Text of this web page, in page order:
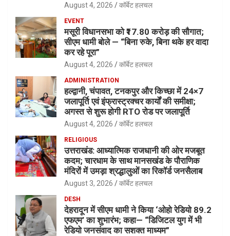
August 4, 2026 कॉर्बेट हलचल
EVENT
मसूरी विधानसभा को ₹17.80 करोड़ की सौगात;
सीएम धामी बोले — “बिना रुके, बिना थके हर वादा
कर रहे पूरा”
August 4, 2026 कॉर्बेट हलचल
ADMINISTRATION
हल्द्वानी, चंपावत, टनकपुर और किच्छा में 24×7
जलापूर्ति एवं इंफ्रास्ट्रक्चर कार्यों की समीक्षा;
अगस्त से शुरू होगी RTO रोड पर जलापूर्ति
August 4, 2026 कॉर्बेट हलचल
RELIGIOUS
उत्तराखंड: आध्यात्मिक राजधानी की ओर मजबूत
कदम; चारधाम के साथ मानसखंड के पौराणिक
मंदिरों में उमड़ा श्रद्धालुओं का रिकॉर्ड जनसैलाब
August 3, 2026 कॉर्बेट हलचल
DESH
देहरादून में सीएम धामी ने किया ‘ओहो रेडियो 89.2
एफएम’ का शुभारंभ; कहा— “डिजिटल युग में भी
रेडियो जनसंवाद का सशक्त माध्यम”